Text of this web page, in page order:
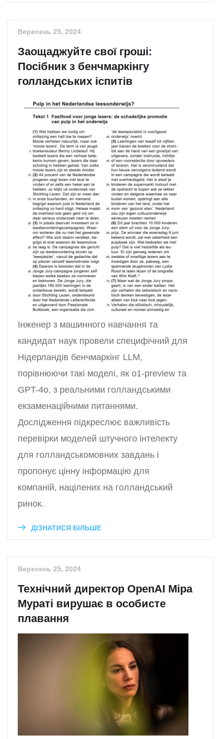
Вересень 25, 2024
Заощаджуйте свої гроші:
Посібник з бенчмаркінгу
голландських іспитів
Інженер з машинного навчання та
кандидат наук провели специфічний для
Нідерландів бенчмаркінг LLM,
порівнюючи такі моделі, як o1-preview та
GPT-4o, з реальними голландськими
екзаменаційними питаннями.
Дослідження підкреслює важливість
перевірки моделей штучного інтелекту
для голландськомовних завдань і
пропонує цінну інформацію для
компаній, націлених на голландський
ринок.
ДІЗНАТИСЯ БІЛЬШЕ
Вересень 25, 2024
Технічний директор OpenAI Міра
Мураті вирушає в особисте
плавання